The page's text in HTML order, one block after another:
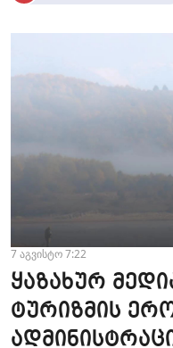
7 აგვისტო 7:22
ყაზახურ
ტურიზმის